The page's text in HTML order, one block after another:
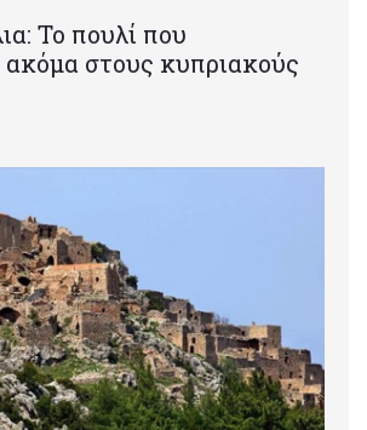
Το πουλί που
ακόμα στους κυπριακούς